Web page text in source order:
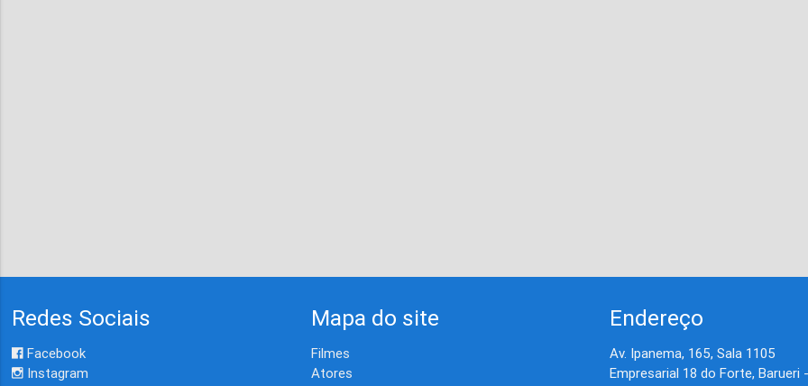
Redes Sociais
Facebook
Instagram
Mapa do site
Filmes
Atores
Endereço
Av. Ipanema, 165, Sala 1105
Empresarial 18 do Forte, Barueri